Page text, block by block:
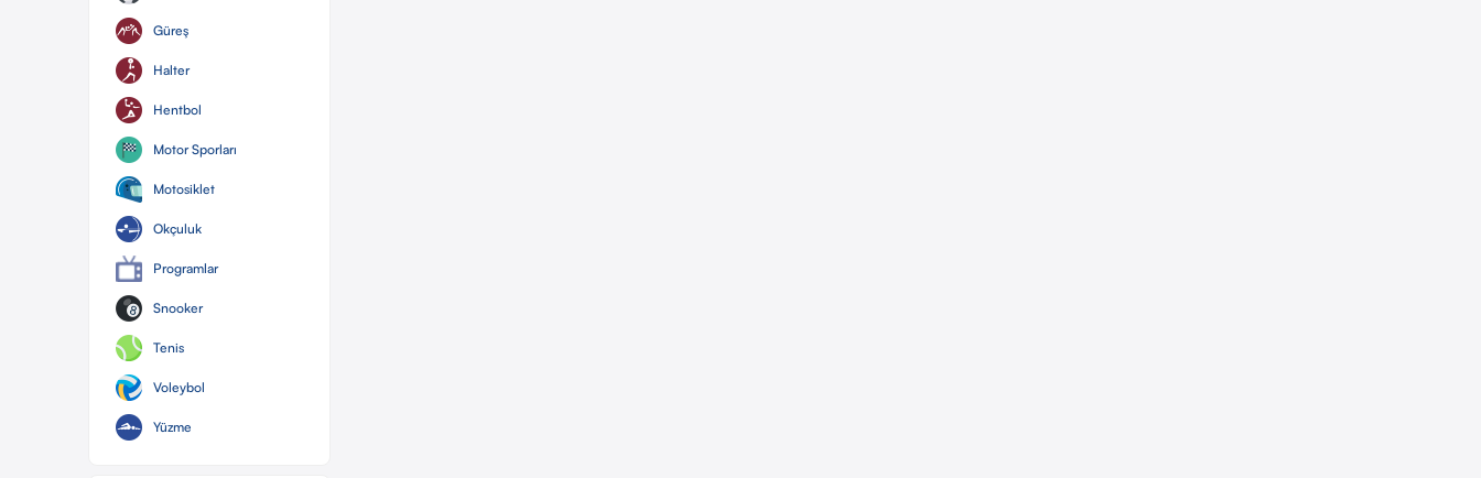
Güreş
Halter
Hentbol
Motor Sporları
Motosiklet
Okçuluk
Programlar
Snooker
Tenis
Voleybol
Yüzme